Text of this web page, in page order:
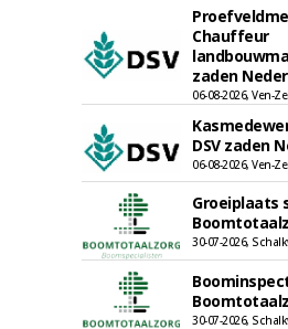
Chauffeur
zaden
06-08-2026, Ven-
DSV zaden
06-08-2026, Ven-
Groeiplaats
30-07-2026,
30-07-2026,